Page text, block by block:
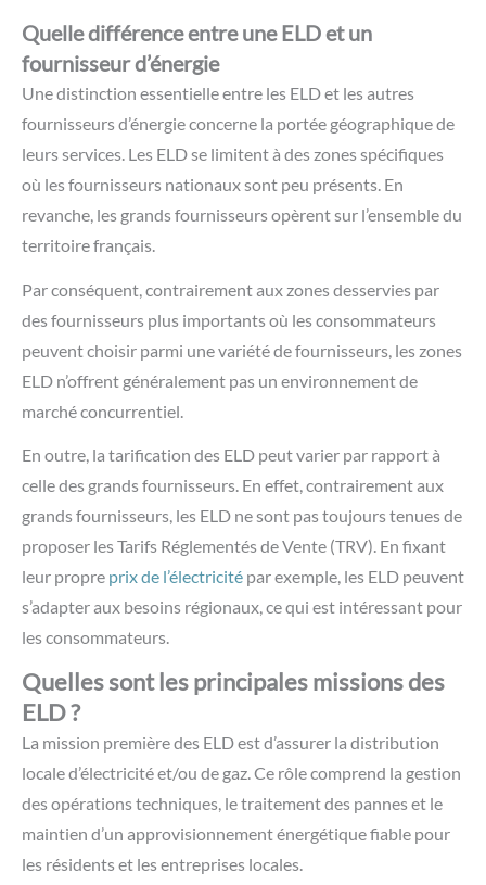
Quelle différence entre une ELD et un
fournisseur d’énergie
Une distinction essentielle entre les ELD et les autres
fournisseurs d’énergie concerne la portée géographique de
leurs services. Les ELD se limitent à des zones spécifiques
où les fournisseurs nationaux sont peu présents. En
revanche, les grands fournisseurs opèrent sur l’ensemble du
territoire français.
Par conséquent, contrairement aux zones desservies par
des fournisseurs plus importants où les consommateurs
peuvent choisir parmi une variété de fournisseurs, les zones
ELD n’offrent généralement pas un environnement de
marché concurrentiel.
En outre, la tarification des ELD peut varier par rapport à
celle des grands fournisseurs. En effet, contrairement aux
grands fournisseurs, les ELD ne sont pas toujours tenues de
proposer les Tarifs Réglementés de Vente (TRV). En fixant
leur propre prix de l’électricité par exemple, les ELD peuvent
s’adapter aux besoins régionaux, ce qui est intéressant pour
les consommateurs.
Quelles sont les principales missions des
ELD ?
La mission première des ELD est d’assurer la distribution
locale d’électricité et/ou de gaz. Ce rôle comprend la gestion
des opérations techniques, le traitement des pannes et le
maintien d’un approvisionnement énergétique fiable pour
les résidents et les entreprises locales.